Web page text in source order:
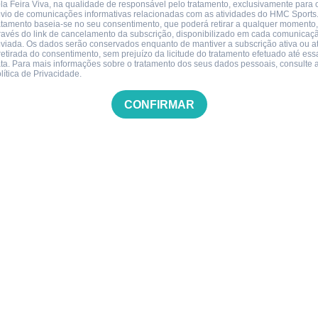
Feira Viva, na qualidade de responsável pelo tratamento, exclusivamente para
de comunicações informativas relacionadas com as atividades do HMC
baseia-se no seu consentimento, que poderá retirar a qualquer momento,
do link de cancelamento da subscrição, disponibilizado em cada
Os dados serão conservados enquanto de mantiver a subscrição ativa ou
do consentimento, sem prejuízo da licitude do tratamento efetuado até
Para mais informações sobre o tratamento dos seus dados pessoais, consulte
de Privacidade.
CONFIRMAR